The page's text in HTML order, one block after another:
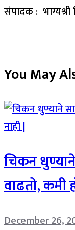
संपादक :
You May
चिकन
वाढतो, कमी
December 26,